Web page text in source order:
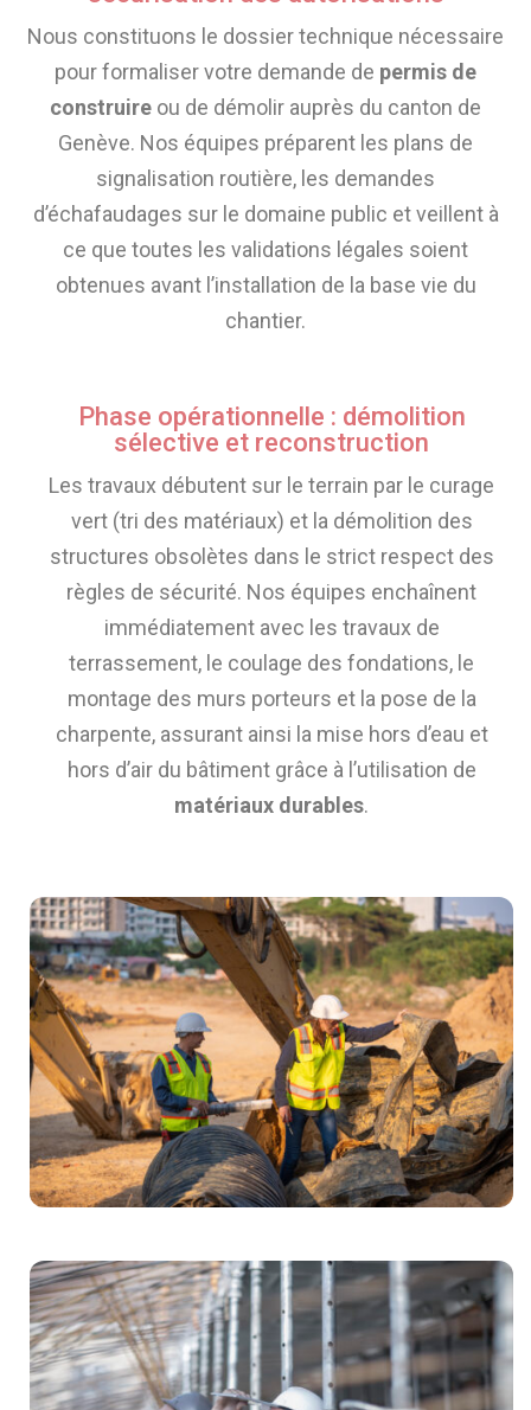
Nous constituons le dossier technique nécessaire
pour formaliser votre demande de permis de
construire ou de démolir auprès du canton de
Genève. Nos équipes préparent les plans de
signalisation routière, les demandes
d’échafaudages sur le domaine public et veillent à
ce que toutes les validations légales soient
obtenues avant l’installation de la base vie du
chantier.
Phase opérationnelle : démolition
sélective et reconstruction
Les travaux débutent sur le terrain par le curage
vert (tri des matériaux) et la démolition des
structures obsolètes dans le strict respect des
règles de sécurité. Nos équipes enchaînent
immédiatement avec les travaux de
terrassement, le coulage des fondations, le
montage des murs porteurs et la pose de la
charpente, assurant ainsi la mise hors d’eau et
hors d’air du bâtiment grâce à l’utilisation de
matériaux durables.